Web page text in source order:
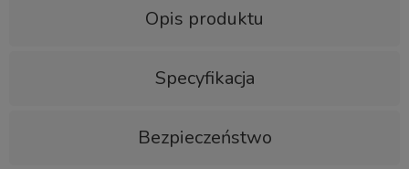
Opis produktu
Specyfikacja
Bezpieczeństwo